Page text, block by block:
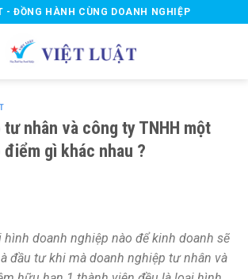
- ĐỒNG HÀNH CÙNG DOANH NGHIỆP
tư nhân và công ty TNHH một
gì khác nhau ?
doanh nghiệp nào để kinh doanh sẽ
đầu tư khi mà doanh nghiệp tư nhân và